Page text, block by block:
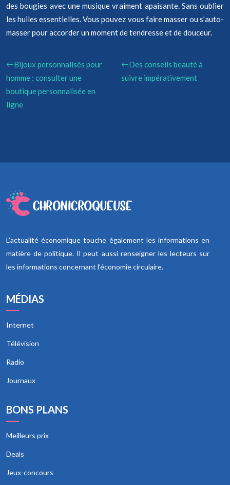
des bougies avec une musique vraiment apaisante. Sans oublier
les huiles essentielles. Vous pouvez vous faire masser ou s’auto-
masser pour accorder un moment de tendresse et de douceur.
Bijoux personnalisés pour
homme : consulter une
boutique personnalisée en
ligne
Des conseils beauté à
suivre impérativement
L’actualité économique touche également les informations en
matière de politique. Il peut aussi renseigner les lecteurs sur
les informations concernant l’économie circulaire.
MÉDIAS
Internet
Télévision
Radio
Journaux
BONS PLANS
Meilleurs prix
Deals
Jeux-concours